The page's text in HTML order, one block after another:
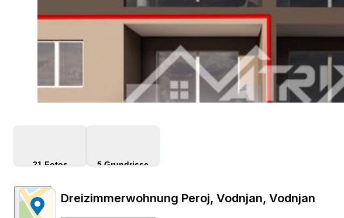
21 Fotos 5 Grundrisse
Dreizimmerwohnung Peroj, Vodnjan, Vodnjan